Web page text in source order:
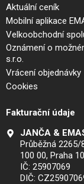
Aktuální ceník
Mobilní aplikace
Velkoobchodní
Oznámení o
s.r.o.
Vrácení objednávky
Cookies
Fakturační údaje
JANČA &
Průběžná 2265/
100 00, Praha
IČ: 25907069
DIČ: